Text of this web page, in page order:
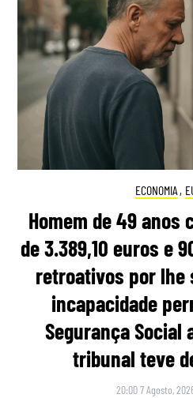
ECONOMIA ,
Homem de 49 anos
de 3.389,10 euros e
retroativos por lhe
incapacidade
Segurança Social
tribunal teve
20:00 7 Agosto,